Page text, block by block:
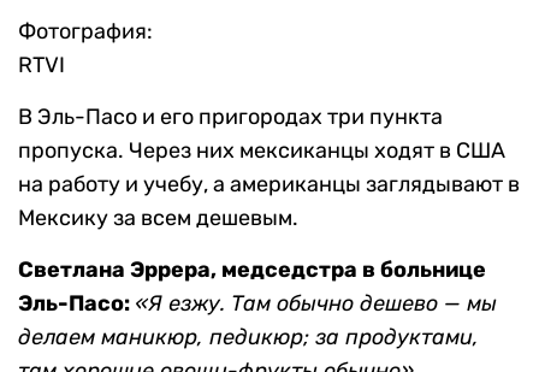
Фотография:
RTVI
В Эль-Пасо и его пригородах три пункта
пропуска. Через них мексиканцы ходят в США
на работу и учебу, а американцы заглядывают в
Мексику за всем дешевым.
Светлана Эррера, медседстра в больнице
Эль-Пасо: «Я езжу. Там обычно дешево — мы
делаем маникюр, педикюр; за продуктами,